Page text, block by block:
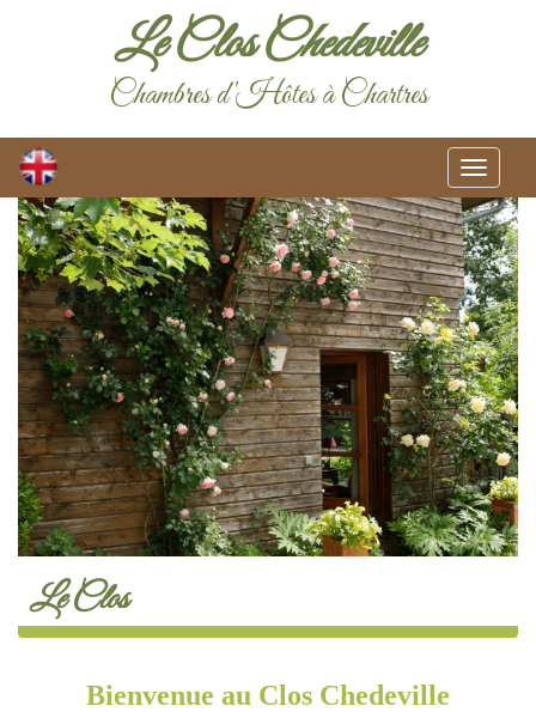
Le Clos Chedeville
Chambres d'Hôtes à Chartres
Toggle
Le Clos
Bienvenue au Clos Chedeville